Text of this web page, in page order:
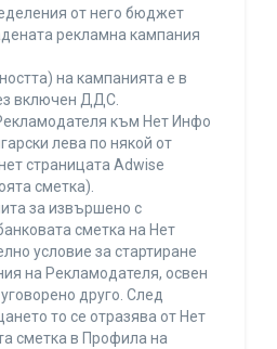
от него бюджет
рекламна кампания
на кампанията е в
включен ДДС.
към Нет Инфо
лева по някой от
страницата Adwise
сметка).
за извършено с
сметка на Нет
условие за стартиране
на Рекламодателя, освен
друго. След
то се отразява от Нет
сметка в Профила на